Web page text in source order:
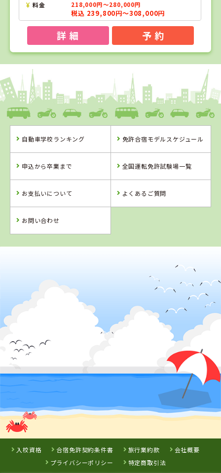
料金 218,000円～280,000円
税込 239,800円～308,000円
詳 細 予 約
1
和歌山県
ドライビングスクールかいなん
詳 細 予 約
2位
詳 細 予 約
3位
北播ドライビングスクール
クールかいなん
詳 細
詳 細
グスクール
詳 細
自動車学校ランキング 免許合宿モデルスケジュール
申込から卒業まで 全国運転免許試験場一覧
お支払いについて よくあるご質問
お問い合わせ
入校資格 合宿免許契約条件書 旅行業約款
会社概要
プライバシーポリシー
特定商取引法